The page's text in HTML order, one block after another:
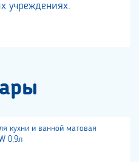
учреждениях.
кухни и ванной матовая
0,9л